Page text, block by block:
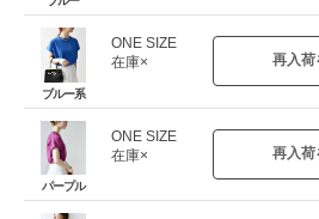
ブルー系
ONE SIZE
在庫×
再入荷
パープル
ONE SIZE
在庫×
再入荷